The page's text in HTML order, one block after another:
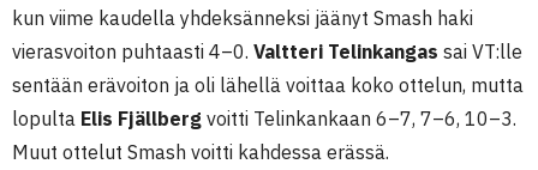
kun viime kaudella yhdeksänneksi jäänyt Smash haki
vierasvoiton puhtaasti 4–0. Valtteri Telinkangas sai VT:lle
sentään erävoiton ja oli lähellä voittaa koko ottelun, mutta
lopulta Elis Fjällberg voitti Telinkankaan 6–7, 7–6, 10–3.
Muut ottelut Smash voitti kahdessa erässä.